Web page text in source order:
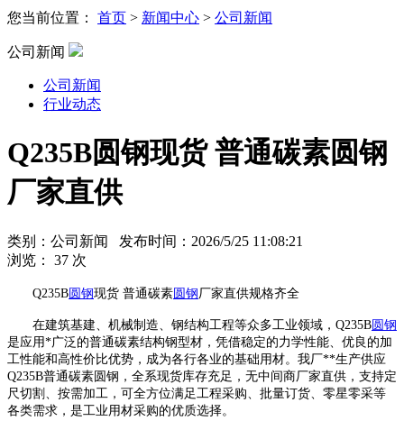
您当前位置： 首页 > 新闻中心 > 公司新闻
公司新闻
公司新闻
行业动态
Q235B圆钢现货 普通碳素圆钢
厂家直供
类别：公司新闻 发布时间：2026/5/25 11:08:21
浏览： 37 次
Q235B 圆钢现货 普通碳素 圆钢 厂家直供规格齐全
在建筑基建、机械制造、钢结构工程等众多工业领域，Q235B 圆钢
是应用*广泛的普通碳素结构钢型材，凭借稳定的力学性能、优良的加
工性能和高性价比优势，成为各行各业的基础用材。我厂**生产供应
Q235B普通碳素圆钢，全系现货库存充足，无中间商厂家直供，支持定
尺切割、按需加工，可全方位满足工程采购、批量订货、零星零采等
各类需求，是工业用材采购的优质选择。